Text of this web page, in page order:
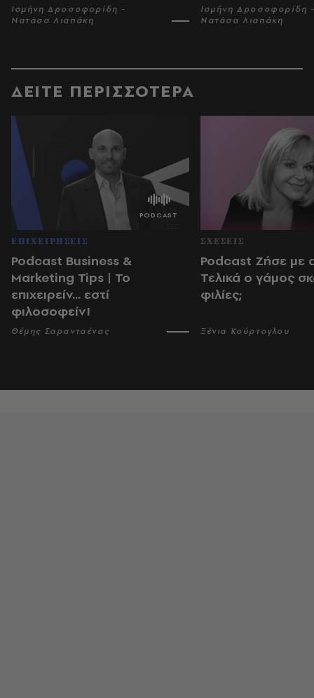
Ισμήνη Δροσοφορίδη -
Νατάσα Λιαπάκη
Ισμήνη Δροσοφορίδη
Νατάσα Λιαπάκη
ΔΕΙΤΕ ΠΕΡΙΣΣΟΤΕΡΑ
ΕΠΙΧΕΙΡΗΣΕΙΣ
Podcast Business &
Marketing Tips | Το
επιχειρείν... εστί
φιλοσοφείν!
Θέμης Σαρανταένας
ΣΧΕΣΕΙΣ
Podcast Ζήσε με
Τελικά ο γάμος
φιλίες;
Ξένια Κούρτογλου